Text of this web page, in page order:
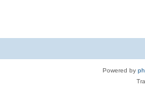
Powered by